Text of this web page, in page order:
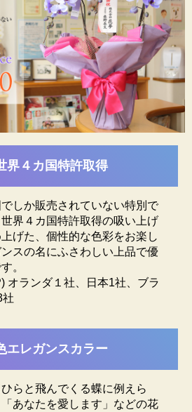
額をメールでお知らせいたします。
ある生産者・松浦園芸の紹介
唯一の生産者
使われている色とりどりの胡蝶
松浦園芸が染色し販売していま
蘭を育てて四半世紀・年間24万
クラスの生産をしています。世
珍しい胡蝶蘭エレガンス・シリ
用コンピュータで24時間0.5度単
日照量を管理し高寿命を実現。
水やりをし心を込めて育てた胡
った最高級の胡蝶蘭を、是非ご
は花もちを損なわないように特
界４カ国特許取得
しか販売されていない特別で
界４カ国特許取得の吸い上げ
げた、個性的な色彩をお楽し
スの名にふさわしい上品で優
。
オランダ１社、日本1社、ブラ
社
エレガンスカラー
らと飛んでくる蝶に例えら
あなたを愛します」などの花